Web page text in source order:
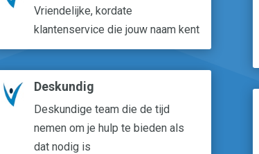
Vriendelijke, kordate
klantenservice die jouw naam kent
Deskundig
Deskundige team die de tijd
nemen om je hulp te bieden als
dat nodig is